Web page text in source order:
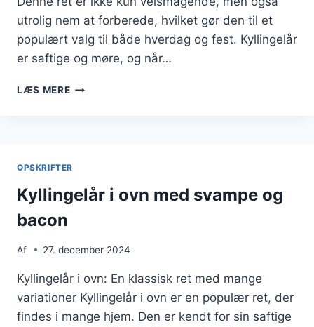
utrolig nem at forberede, hvilket gør den til et
populært valg til både hverdag og fest. Kyllingelår
er saftige og møre, og når…
LÆS MEREKYLLINGELÅR
OPSKRIFTER
Kyllingelår i ovn med svampe og
bacon
Af 27. december 2024
Kyllingelår i ovn: En klassisk ret med mange
variationer Kyllingelår i ovn er en populær ret, der
findes i mange hjem. Den er kendt for sin saftige